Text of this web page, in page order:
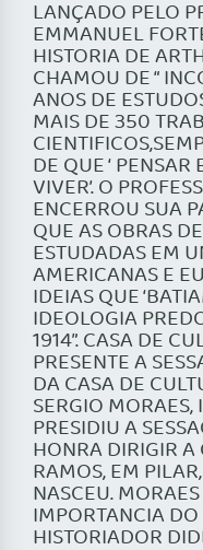
LANÇADO PELO
EMMANUEL
HISTORIA DE
CHAMOU DE “
ANOS DE
MAIS DE 350
DE QUE ‘
VIVER’. O
ENCERROU SUA
QUE AS OBRAS
ESTUDADAS EM
AMERICANAS E
IDEIAS QUE
IDEOLOGIA
1914”. CASA DE
PRESENTE A
DA CASA DE
SERGIO
PRESIDIU A
HONRA DIRIGIR A
RAMOS, EM
NASCEU.
IMPORTANCIA
HISTORIADOR